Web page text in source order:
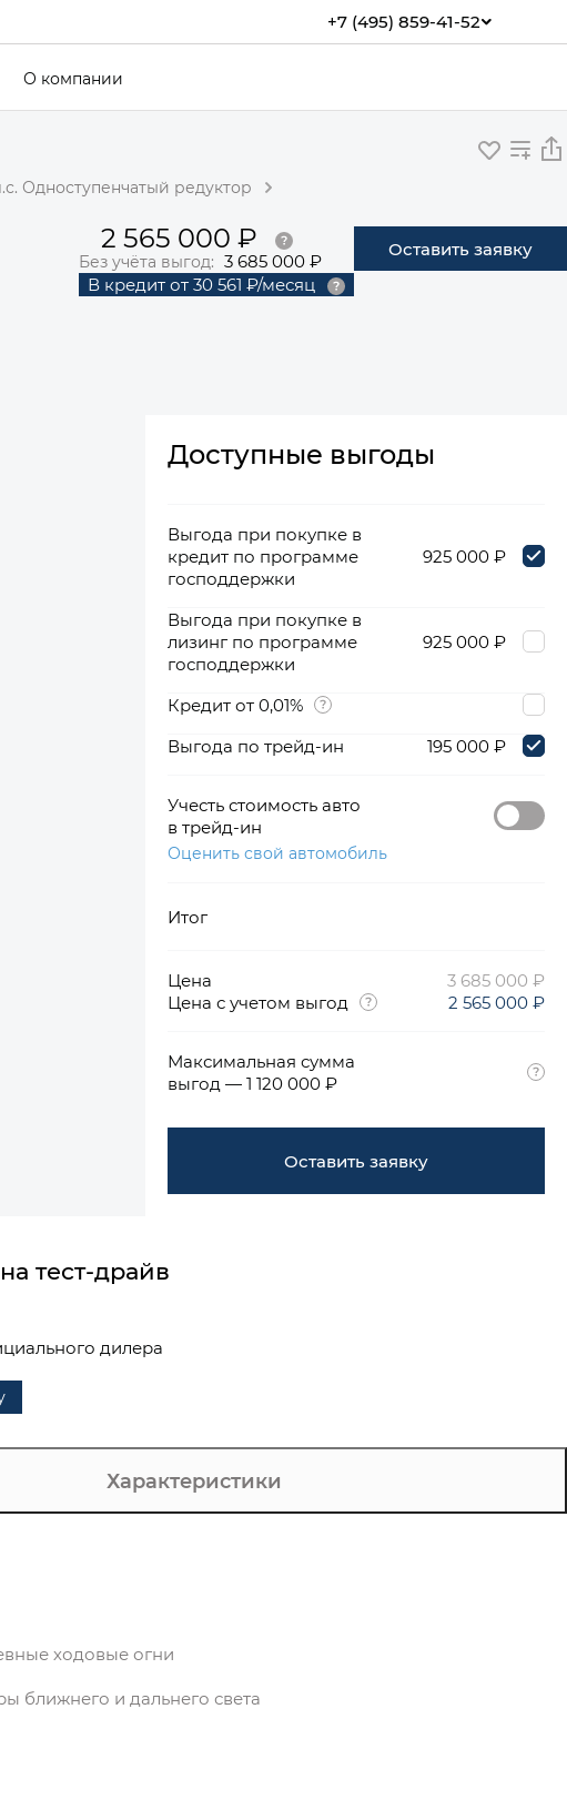
+7 (495) 859-41-52
О компании
Одноступенчатый редуктор
2 565 000 ₽
Без учёта выгод: 3 685 000 ₽
В кредит от 30 561 ₽/месяц
Оставить заявку
Доступные выгоды
Выгода при покупке в
кредит по программе
господдержки
925 000 ₽
Выгода при покупке в
лизинг по программе
господдержки
925 000 ₽
Кредит от 0,01%
Выгода по трейд-ин
195 000 ₽
Учесть стоимость авто
в трейд-ин
Оценить свой автомобиль
Итог
Цена
3 685 000 ₽
Цена с учетом выгод
2 565 000 ₽
Максимальная сумма
выгод — 1 120 000 ₽
Оставить заявку
тест-драйв
дилера
Характеристики
ходовые огни
ближнего и дальнего света